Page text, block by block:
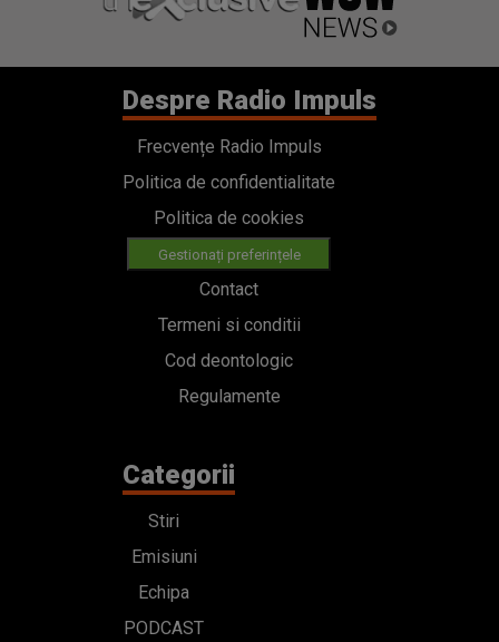
Despre Radio Impuls
Frecvențe Radio Impuls
Politica de confidentialitate
Politica de cookies
Gestionați preferințele
Contact
Termeni si conditii
Cod deontologic
Regulamente
Categorii
Stiri
Emisiuni
Echipa
PODCAST